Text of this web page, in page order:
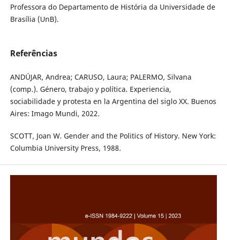
Professora do Departamento de História da Universidade de
Brasília (UnB).
Referências
ANDÚJAR, Andrea; CARUSO, Laura; PALERMO, Silvana
(comp.). Género, trabajo y política. Experiencia,
sociabilidade y protesta en la Argentina del siglo XX. Buenos
Aires: Imago Mundi, 2022.
SCOTT, Joan W. Gender and the Politics of History. New York:
Columbia University Press, 1988.